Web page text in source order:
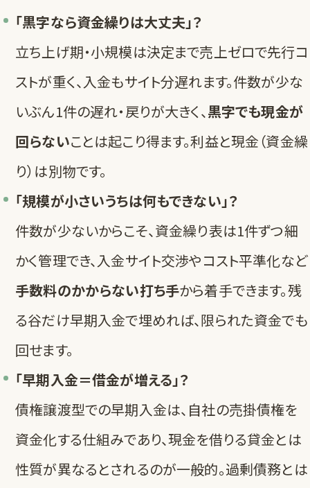
「黒字なら資金繰りは大丈夫」？
立ち上げ期・小規模は決定まで売上ゼロで先行コ
ストが重く、入金もサイト分遅れます。件数が少な
いぶん1件の遅れ・戻りが大きく、黒字でも現金が
回らないことは起こり得ます。利益と現金（資金繰
り）は別物です。
「規模が小さいうちは何もできない」？
件数が少ないからこそ、資金繰り表は1件ずつ細
かく管理でき、入金サイト交渉やコスト平準化など
手数料のかからない打ち手から着手できます。残
る谷だけ早期入金で埋めれば、限られた資金でも
回せます。
「早期入金＝借金が増える」？
債権譲渡型での早期入金は、自社の売掛債権を
資金化する仕組みであり、現金を借りる貸金とは
性質が異なるとされるのが一般的。過剰債務とは